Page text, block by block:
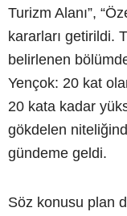
Turizm Alanı”,
kararları getirildi.
belirlenen
Yençok: 20 kat
20 kata kadar
gökdelen
gündeme geldi.
Söz konusu plan